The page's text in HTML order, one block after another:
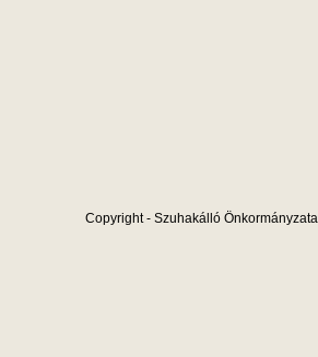
Copyright - Szuhakálló Önkormányzata